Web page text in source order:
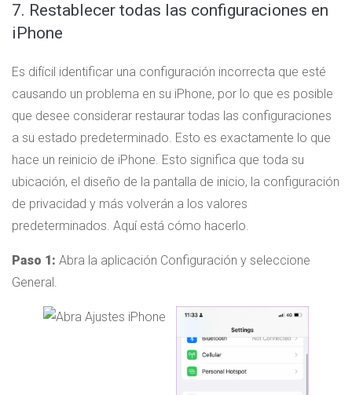
7. Restablecer todas las configuraciones en
iPhone
Es difícil identificar una configuración incorrecta que esté
causando un problema en su iPhone, por lo que es posible
que desee considerar restaurar todas las configuraciones
a su estado predeterminado. Esto es exactamente lo que
hace un reinicio de iPhone. Esto significa que toda su
ubicación, el diseño de la pantalla de inicio, la configuración
de privacidad y más volverán a los valores
predeterminados. Aquí está cómo hacerlo.
Paso 1: Abra la aplicación Configuración y seleccione
General.